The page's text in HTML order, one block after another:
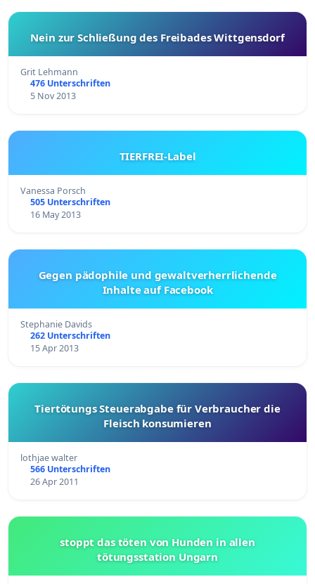
Nein zur Schließung des Freibades Wittgensdorf
Grit Lehmann
476 Unterschriften
5 Nov 2013
TIERFREI-Label
Vanessa Porsch
505 Unterschriften
16 May 2013
Gegen pädophile und gewaltverherrlichende
Inhalte auf Facebook
Stephanie Davids
262 Unterschriften
15 Apr 2013
Tiertötungs Steuerabgabe für Verbraucher die
Fleisch konsumieren
lothjae walter
566 Unterschriften
26 Apr 2011
stoppt das töten von Hunden in allen
tötungsstation Ungarn